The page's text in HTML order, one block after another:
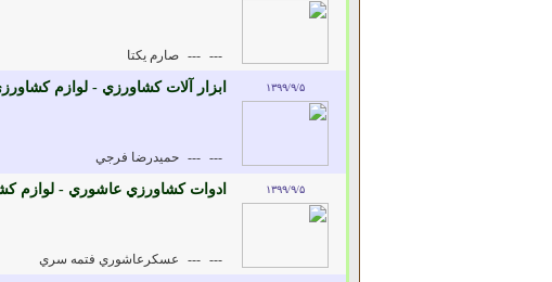
---
--- صارم يکتا
۱۳۹۹/۹/۵ ابزار آلات کشاورزي - لوازم
---
--- حميدرضا فرجي
۱۳۹۹/۹/۵ ادوات كشاورزي عاشوري - لوازم
---
--- عسكرعاشوري فتمه سري